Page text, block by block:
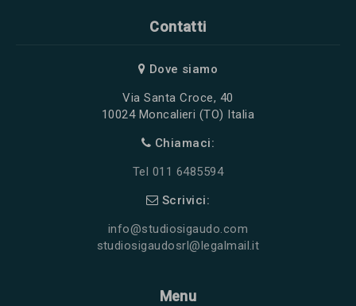
Contatti
Dove siamo
Via Santa Croce, 40
10024 Moncalieri (TO) Italia
Chiamaci:
Tel 011 6485594
Scrivici:
info@studiosigaudo.com
studiosigaudosrl@legalmail.it
Menu